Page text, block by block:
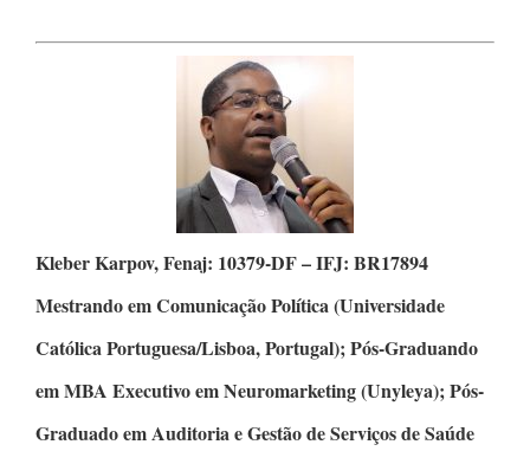
Kleber Karpov,Fenaj: 10379-DF – IFJ: BR17894
Mestrando em Comunicação Política(Universidade
Católica Portuguesa/Lisboa, Portugal);Pós-Graduando
em MBA Executivo em Neuromarketing(Unyleya);Pós-
Graduado em Auditoria e Gestão de Serviços de Saúde